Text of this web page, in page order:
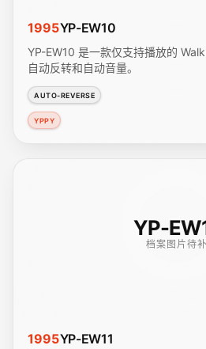
1995YP-EW10
YP-EW10 是一款仅支持播放的
自动反转和自动音量。
AUTO-REVERSE
YPPY
YP-
档案图片待补
1995YP-EW11